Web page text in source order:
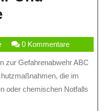
Maßnahmen
Zur
ilk-
online
0 Kommentare
die im
oder chemischen Notfalls